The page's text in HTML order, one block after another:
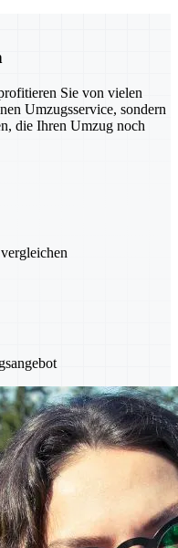
Sie von vielen
Umzugsservice, sondern
die Ihren Umzug noch